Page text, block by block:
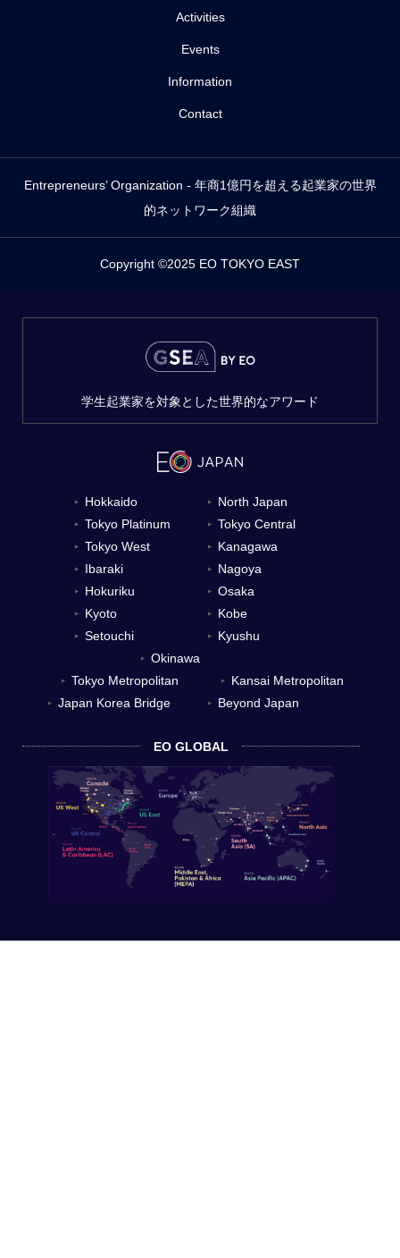
Activities
Events
Information
Contact
Entrepreneurs’ Organization - 年商1億円を超える起業家の世界
的ネットワーク組織
Copyright ©2025 EO TOKYO EAST
▼ Hokkaido ▼ North Japan
▼ Tokyo Platinum ▼ Tokyo Central
▼ Tokyo West ▼ Kanagawa
▼ Ibaraki ▼ Nagoya
▼ Hokuriku ▼ Osaka
▼ Kyoto ▼ Kobe
▼ Setouchi ▼ Kyushu
▼ Okinawa
▼ Tokyo Metropolitan ▼ Kansai Metropolitan
▼ Japan Korea Bridge ▼ Beyond Japan
EO GLOBAL
学生起業家を対象とした世界的なアワード